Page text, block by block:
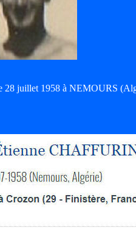
28 juillet 1958 à NEMOURS